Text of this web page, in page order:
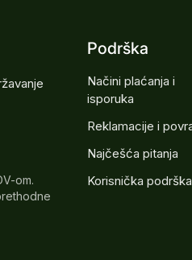
om.
Podrška
Načini plaćanja i
isporuka
Reklamacije i
Najčešća pitanja
Korisnička podrška